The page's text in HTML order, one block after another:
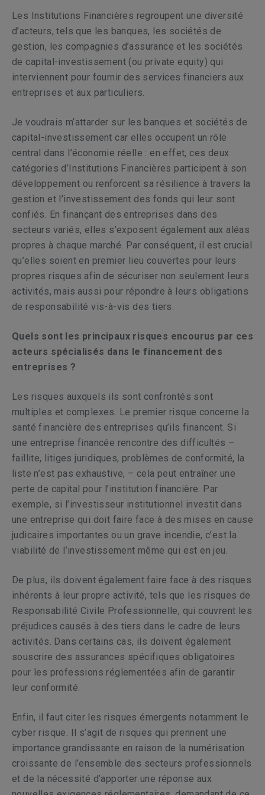
Les Institutions Financières regroupent une diversité
d’acteurs, tels que les banques, les sociétés de
gestion, les compagnies d’assurance et les sociétés
de capital-investissement (ou private equity) qui
interviennent pour fournir des services financiers aux
entreprises et aux particuliers.
Je voudrais m’attarder sur les banques et sociétés de
capital-investissement car elles occupent un rôle
central dans l’économie réelle : en effet, ces deux
catégories d’Institutions Financières participent à son
développement ou renforcent sa résilience à travers la
gestion et l’investissement des fonds qui leur sont
confiés. En finançant des entreprises dans des
secteurs variés, elles s’exposent également aux aléas
propres à chaque marché. Par conséquent, il est crucial
qu’elles soient en premier lieu couvertes pour leurs
propres risques afin de sécuriser non seulement leurs
activités, mais aussi pour répondre à leurs obligations
de responsabilité vis-à-vis des tiers.
Quels sont les principaux risques encourus par ces
acteurs spécialisés dans le financement des
entreprises ?
Les risques auxquels ils sont confrontés sont
multiples et complexes. Le premier risque concerne la
santé financière des entreprises qu’ils financent. Si
une entreprise financée rencontre des difficultés –
faillite, litiges juridiques, problèmes de conformité, la
liste n’est pas exhaustive, – cela peut entraîner une
perte de capital pour l’institution financière. Par
exemple, si l’investisseur institutionnel investit dans
une entreprise qui doit faire face à des mises en cause
judicaires importantes ou un grave incendie, c’est la
viabilité de l’investissement même qui est en jeu.
De plus, ils doivent également faire face à des risques
inhérents à leur propre activité, tels que les risques de
Responsabilité Civile Professionnelle, qui couvrent les
préjudices causés à des tiers dans le cadre de leurs
activités. Dans certains cas, ils doivent également
souscrire des assurances spécifiques obligatoires
pour les professions réglementées afin de garantir
leur conformité.
Enfin, il faut citer les risques émergents notamment le
cyber risque. Il s’agit de risques qui prennent une
importance grandissante en raison de la numérisation
croissante de l’ensemble des secteurs professionnels
et de la nécessité d’apporter une réponse aux